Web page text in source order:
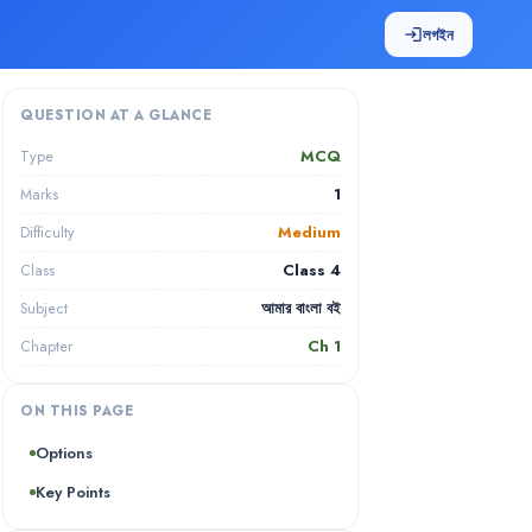
loginলগইন
QUESTION AT A GLANCE
Type MCQ
Marks 1
Difficulty Medium
Class Class 4
Subject আমার বাংলা বই
Chapter Ch 1
ON THIS PAGE
Options
Key Points